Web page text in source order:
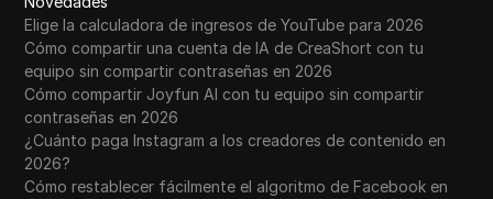
Elige la calculadora de ingresos de YouTube para 2026
Cómo compartir una cuenta de IA de CreaShort con tu
equipo sin compartir contraseñas en 2026
Cómo compartir Joyfun AI con tu equipo sin compartir
contraseñas en 2026
¿Cuánto paga Instagram a los creadores de contenido en
2026?
Cómo restablecer fácilmente el algoritmo de Facebook en